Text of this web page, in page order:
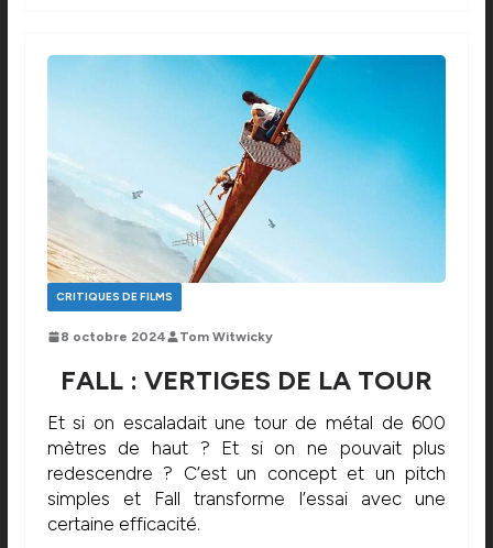
CRITIQUES DE FILMS
8 octobre 2024 Tom Witwicky
FALL : VERTIGES DE LA TOUR
Et si on escaladait une tour de métal de 600
mètres de haut ? Et si on ne pouvait plus
redescendre ? C’est un concept et un pitch
simples et Fall transforme l’essai avec une
certaine efficacité.